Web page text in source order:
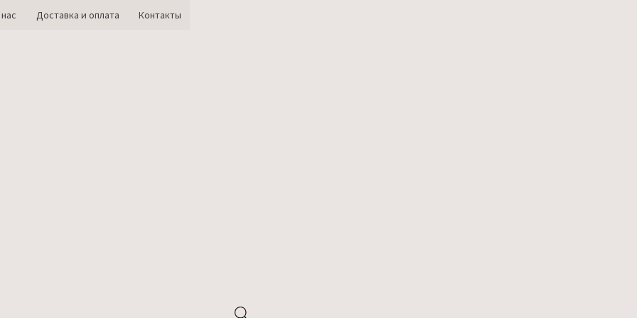
Доставка и оплата Контакты